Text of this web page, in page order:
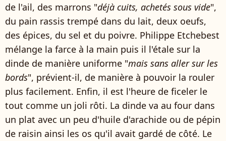
de l'ail, des marrons "déjà cuits, achetés sous vide",
du pain rassis trempé dans du lait, deux oeufs,
des épices, du sel et du poivre. Philippe Etchebest
mélange la farce à la main puis il l'étale sur la
dinde de manière uniforme "mais sans aller sur les
bords", prévient-il, de manière à pouvoir la rouler
plus facilement. Enfin, il est l'heure de ficeler le
tout comme un joli rôti. La dinde va au four dans
un plat avec un peu d'huile d'arachide ou de pépin
de raisin ainsi les os qu'il avait gardé de côté. Le